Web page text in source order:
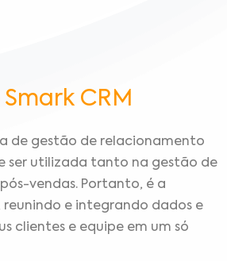
CRM
de gestão de relacionamento
ser utilizada tanto na gestão de
vendas. Portanto, é a
e integrando dados e
clientes e equipe em um só